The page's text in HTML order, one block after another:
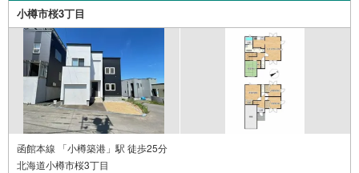
小樽市桜3丁目
函館本線 「小樽築港」駅 徒歩25分
北海道小樽市桜3丁目